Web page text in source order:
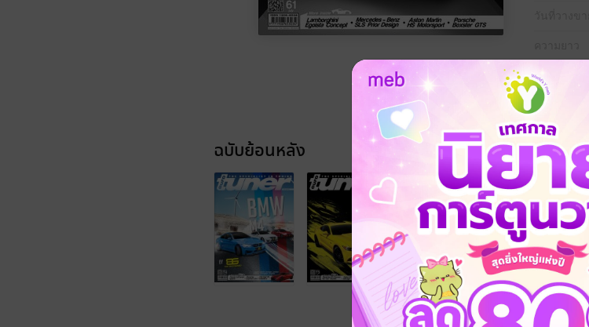
ราคาปก
ฉบับย้อนหลัง